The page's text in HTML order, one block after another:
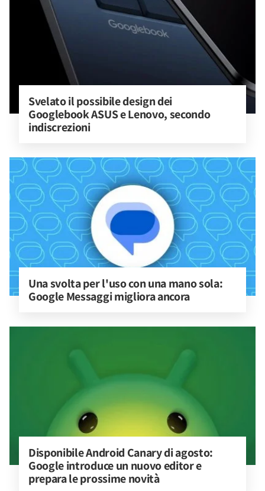
Svelato il possibile design dei
Googlebook ASUS e Lenovo, secondo
indiscrezioni
Una svolta per l'uso con una mano sola:
Google Messaggi migliora ancora
Disponibile Android Canary di agosto:
Google introduce un nuovo editor e
prepara le prossime novità